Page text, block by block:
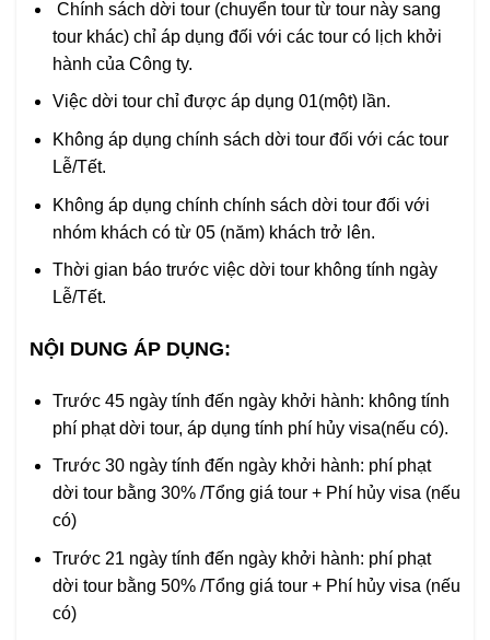
Chính sách dời tour (chuyển tour từ tour này sang
tour khác) chỉ áp dụng đối với các tour có lịch khởi
hành của Công ty.
Việc dời tour chỉ được áp dụng 01(một) lần.
Không áp dụng chính sách dời tour đối với các tour
Lễ/Tết.
Không áp dụng chính chính sách dời tour đối với
nhóm khách có từ 05 (năm) khách trở lên.
Thời gian báo trước việc dời tour không tính ngày
Lễ/Tết.
NỘI DUNG ÁP DỤNG:
Trước 45 ngày tính đến ngày khởi hành: không tính
phí phạt dời tour, áp dụng tính phí hủy visa(nếu có).
Trước 30 ngày tính đến ngày khởi hành: phí phạt
dời tour bằng 30% /Tổng giá tour + Phí hủy visa (nếu
có)
Trước 21 ngày tính đến ngày khởi hành: phí phạt
dời tour bằng 50% /Tổng giá tour + Phí hủy visa (nếu
có)